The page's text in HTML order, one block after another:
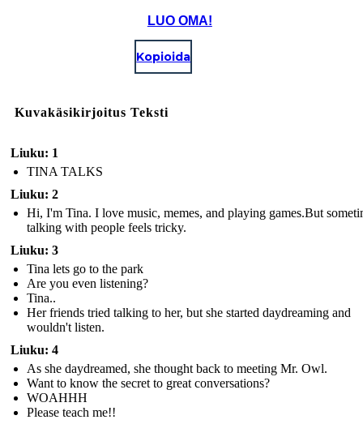
LUO OMA!
Kopioida
Kuvakäsikirjoitus Teksti
Liuku: 1
TINA TALKS
Liuku: 2
Hi, I'm Tina. I love music, memes, and playing games.But
talking with people feels tricky.
Liuku: 3
Tina lets go to the park
Are you even listening?
Tina..
Her friends tried talking to her, but she started daydreaming and
wouldn't listen.
Liuku: 4
As she daydreamed, she thought back to meeting Mr. Owl.
Want to know the secret to great conversations?
WOAHHH
Please teach me!!